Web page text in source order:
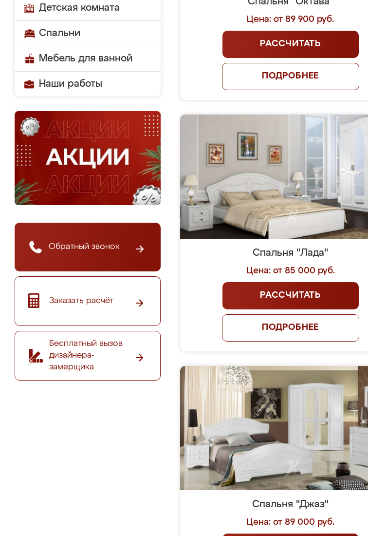
Детская комната
Спальни
Мебель для ванной
Наши работы
Обратный звонок
Заказать расчёт
Бесплатный вызов
дизайнера-
замерщика
Цена: от 89 900 руб.
РАССЧИТАТЬ
ПОДРОБНЕЕ
Спальня "Лада"
Цена: от 85 000 руб.
РАССЧИТАТЬ
ПОДРОБНЕЕ
Спальня "Джаз"
Цена: от 89 000 руб.